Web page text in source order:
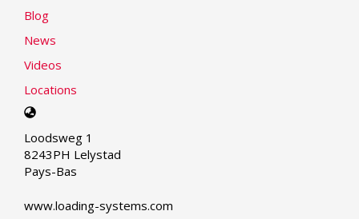
Blog
News
Videos
Locations
Select
language
Loodsweg 1
8243PH Lelystad
Pays-Bas
www.loading-systems.com